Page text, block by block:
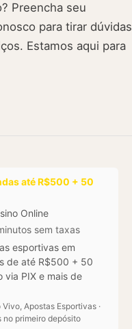
Preencha seu
para tirar dúvidas
Estamos aqui para
até R$500 + 50
Online
sem taxas
esportivas em
de até R$500 + 50
via PIX e mais de
Apostas Esportivas ·
no primeiro depósito